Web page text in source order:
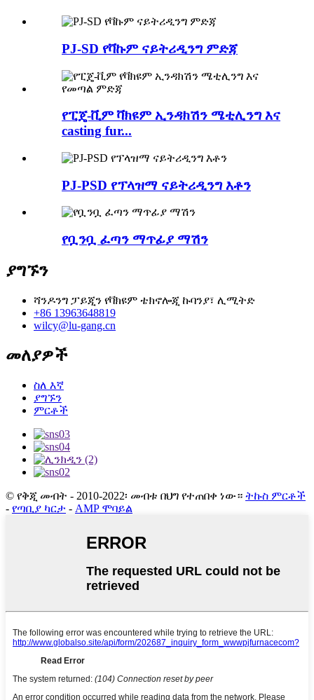
PJ-SD የቫኩም ናይትሪዲንግ ምድጃ
የፒጄ-ቪም ቫክዩም ኢንዳክሽን ሜቲሊንግ እና
casting fur...
PJ-PSD የፕላዝማ ናይትሪዲንግ እቶን
የቧንቧ ፈጣን ማጥፊያ ማሽን
ያግኙን
ሻንዶንግ ፓይጂን የቫክዩም ቴክኖሎጂ ኩባንያ፣ ሊሚትድ
+86 13963648819
wilcy@lu-gang.cn
መለያዎች
ስለ እኛ
ያግኙን
ምርቶች
© የቅጂ መብት - 2010-2022፡ መብቱ በህግ የተጠበቀ ነው። ትኩስ ምርቶች
- የጣቢያ ካርታ - AMP ሞባይል